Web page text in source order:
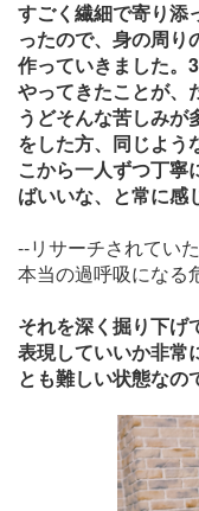
すごく繊細で寄り添
ったので、身の周り
作っていきました。
やってきたことが
うどそんな苦しみが
をした方、同じよう
こから一人ずつ丁寧
ばいいな、と常に感
--リサーチされてい
本当の過呼吸になる
それを深く掘り下
表現していいか非常
とも難しい状態なの